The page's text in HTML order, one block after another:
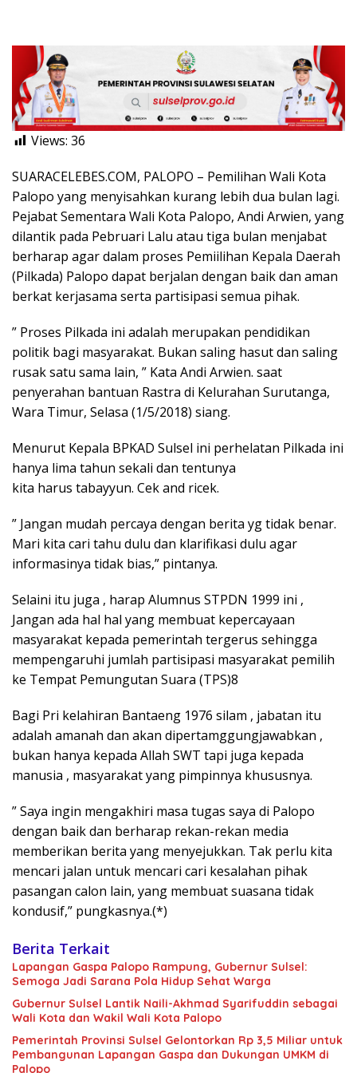
Views: 36
SUARACELEBES.COM, PALOPO – Pemilihan Wali Kota
Palopo yang menyisahkan kurang lebih dua bulan lagi.
Pejabat Sementara Wali Kota Palopo, Andi Arwien, yang
dilantik pada Pebruari Lalu atau tiga bulan menjabat
berharap agar dalam proses Pemiilihan Kepala Daerah
(Pilkada) Palopo dapat berjalan dengan baik dan aman
berkat kerjasama serta partisipasi semua pihak.
” Proses Pilkada ini adalah merupakan pendidikan
politik bagi masyarakat. Bukan saling hasut dan saling
rusak satu sama lain, ” Kata Andi Arwien. saat
penyerahan bantuan Rastra di Kelurahan Surutanga,
Wara Timur, Selasa (1/5/2018) siang.
Menurut Kepala BPKAD Sulsel ini perhelatan Pilkada ini
hanya lima tahun sekali dan tentunya
kita harus tabayyun. Cek and ricek.
” Jangan mudah percaya dengan berita yg tidak benar.
Mari kita cari tahu dulu dan klarifikasi dulu agar
informasinya tidak bias,” pintanya.
Selaini itu juga , harap Alumnus STPDN 1999 ini ,
Jangan ada hal hal yang membuat kepercayaan
masyarakat kepada pemerintah tergerus sehingga
mempengaruhi jumlah partisipasi masyarakat pemilih
ke Tempat Pemungutan Suara (TPS)8
Bagi Pri kelahiran Bantaeng 1976 silam , jabatan itu
adalah amanah dan akan dipertamggungjawabkan ,
bukan hanya kepada Allah SWT tapi juga kepada
manusia , masyarakat yang pimpinnya khususnya.
” Saya ingin mengakhiri masa tugas saya di Palopo
dengan baik dan berharap rekan-rekan media
memberikan berita yang menyejukkan. Tak perlu kita
mencari jalan untuk mencari cari kesalahan pihak
pasangan calon lain, yang membuat suasana tidak
kondusif,” pungkasnya.(*)
Berita Terkait
Lapangan Gaspa Palopo Rampung, Gubernur Sulsel:
Semoga Jadi Sarana Pola Hidup Sehat Warga
Gubernur Sulsel Lantik Naili-Akhmad Syarifuddin sebagai
Wali Kota dan Wakil Wali Kota Palopo
Pemerintah Provinsi Sulsel Gelontorkan Rp 3,5 Miliar untuk
Pembangunan Lapangan Gaspa dan Dukungan UMKM di
Palopo